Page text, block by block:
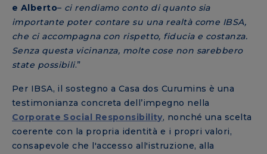
e Alberto– ci rendiamo conto di quanto sia
importante poter contare su una realtà come IBSA,
che ci accompagna con rispetto, fiducia e costanza.
Senza questa vicinanza, molte cose non sarebbero
state possibili.”
Per IBSA, il sostegno a Casa dos Curumins è una
testimonianza concreta dell’impegno nella
Corporate Social Responsibility, nonché una scelta
coerente con la propria identità e i propri valori,
consapevole che l'accesso all'istruzione, alla